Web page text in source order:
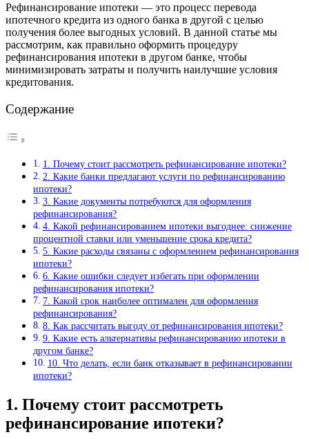
Рефинансирование ипотеки — это процесс перевода
ипотечного кредита из одного банка в другой с целью
получения более выгодных условий. В данной статье мы
рассмотрим, как правильно оформить процедуру
рефинансирования ипотеки в другом банке, чтобы
минимизировать затраты и получить наилучшие условия
кредитования.
Содержание
1. Почему стоит рассмотреть рефинансирование ипотеки?
2. Какие банки предлагают услуги по рефинансированию
ипотеки?
3. Какие документы потребуются для оформления
рефинансирования?
4. Какой рефинансированием ипотеки выгоднее: снижение
процентной ставки или уменьшение срока кредита?
5. Какие расходы связаны с оформлением рефинансирования
ипотеки?
6. Какие ошибки следует избегать при оформлении
рефинансирования ипотеки?
7. Какой срок наиболее оптимален для оформления
рефинансирования?
8. Как рассчитать выгоду от рефинансирования ипотеки?
9. Какие есть альтернативы рефинансированию ипотеки в
другом банке?
10. Что делать, если банк отказывает в рефинансировании
ипотеки?
1. Почему стоит рассмотреть
рефинансирование ипотеки?